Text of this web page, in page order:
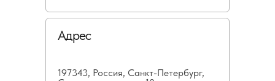
Адрес
197343, Россия, Санкт-Петербург,